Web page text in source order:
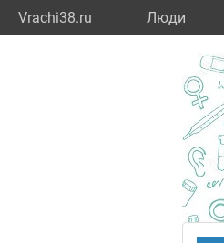
Vrachi38.ru Люди